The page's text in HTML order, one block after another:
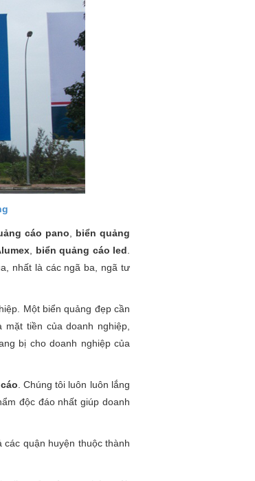
cáo pano
biển quảng
biển quảng cáo led
nhất là các ngã ba, ngã tư
Một biển quảng đẹp cần
tiền của doanh nghiệp,
bị cho doanh nghiệp của
. Chúng tôi luôn luôn lắng
độc đáo nhất giúp doanh
quận huyện thuộc thành